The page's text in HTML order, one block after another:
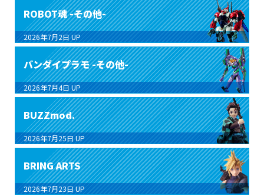
ROBOT魂 -その他-
2026年7月2日 UP
バンダイプラモ -その他-
2026年7月4日 UP
BUZZmod.
2026年7月25日 UP
BRING ARTS
2026年7月23日 UP